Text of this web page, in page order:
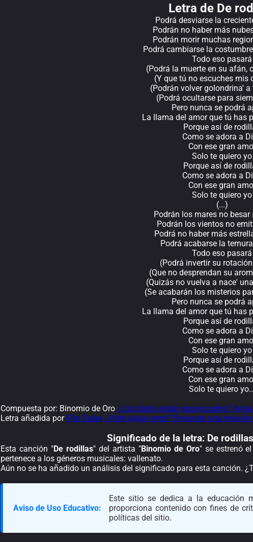
Letra de De
Podrá desviarse la
Podrán no haber más
Podrán morir muchas
Podrá cambiarse la
Todo eso pasará
(Podrá la muerte en su afán,
(Y que tú no escuches mis
(Podrán volver golondrina'
(Podrá ocultarse para
Pero nunca se podrá
La llama del amor que tú has
Porque así de
Como se adora a
Con ese gran
Solo te quiero yo
Porque así de
Como se adora a
Con ese gran
Solo te quiero yo
(...)
Podrán los mares no besar
Podrán los vientos no
Podrá no haber más
Podrá acabarse la
Todo eso pasará
(Podrá invertir su
(Que no desprendan su
(Quizás no vuelva a nace'
(Se acabarán los misterios
Pero nunca se podrá
La llama del amor que tú has
Porque así de
Como se adora a
Con ese gran
Solo te quiero yo
Porque así de
Como se adora a
Con ese gran
Solo te quiero
Compuesta por: Binomio de Oro ¿Los datos están equivocados?
Letra añadida por Fito Salas ¿Viste algún error? Envíanos una revisión.
Significado de la letra: De
Esta canción "De rodillas" del artista "Binomio de Oro" se estrenó
pertenece a los géneros musicales: vallenato.
Aún no se ha añadido un análisis del significado para esta canción.
Aviso de Uso Educativo:
Este sitio se dedica a la educación
proporciona contenido con fines de
políticas del sitio.